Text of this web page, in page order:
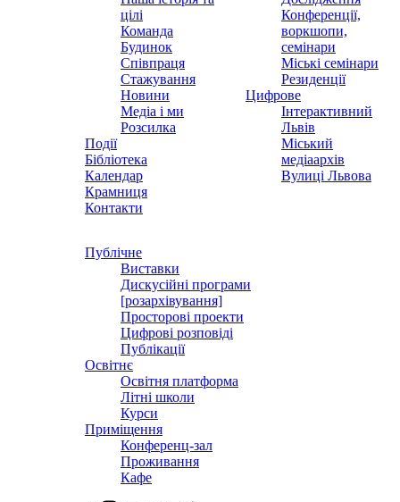
цілі
Команда
Будинок
Співпраця
Стажування
Новини
Медіа і ми
Розсилка
Події
Бібліотека
Календар
Крамниця
Контакти
Конференції,
воркшопи,
семінари
Міські семінари
Резиденції
Цифрове
Інтерактивний
Львів
Міський
медіаархів
Вулиці Львова
Публічне
Виставки
Дискусійні програми
[розархівування]
Просторові проекти
Цифрові розповіді
Публікації
Освітнє
Освітня платформа
Літні школи
Курси
Приміщення
Конференц-зал
Проживання
Кафе